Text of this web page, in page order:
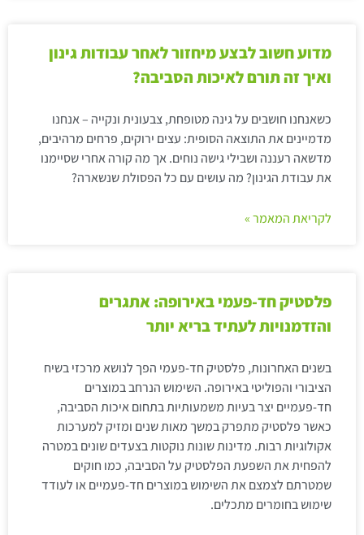
מדוע חשוב לבצע מיחזור לאחר עבודות גינון
ואיך זה תורם לאיכות הסביבה?
כשאנחנו חושבים על גינה מטופחת, צבעונית ונקייה – אנחנו
מדמיינים את התוצאה הסופית: עצים ירוקים, פרחים מרהיבים,
מדשאה רעננה ושבילי גישה נוחים. אך מה קורה אחרי שסיימנו
את עבודת הגינון? מה עושים עם כל הפסולת שנשארה?
לקריאת המאמר »
פלסטיק חד-פעמי באירופה: אתגרים
והזדמנויות לעתיד בריא יותר
בשנים האחרונות, פלסטיק חד-פעמי הפך לנושא מרכזי בשיח
הציבורי והפוליטי באירופה. השימוש הנרחב במוצרים
חד-פעמיים יצר בעיות משמעותיות בתחום איכות הסביבה,
כאשר פלסטיק מתפרק במשך מאות שנים ומזיק למערכות
אקולוגיות רבות. מדינות שונות נוקטות בצעדים שונים במטרה
להפחית את השפעת הפלסטיק על הסביבה, כמו חוקים
שמטרתם לצמצם את השימוש במוצרים חד-פעמיים או לעודד
שימוש בחומרים מתכלים.